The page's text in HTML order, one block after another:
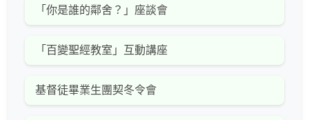
「你是誰的鄰舍？」座談會
「百變聖經教室」互動講座
基督徒畢業生團契冬令會